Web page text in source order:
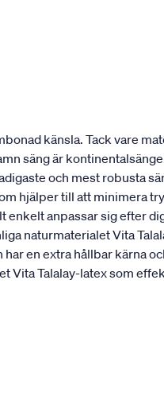
känsla. Tack vare
säng är
och mest robusta
hjälper till att minimera
anpassar sig efter
naturmaterialet Vita
en extra hållbar kärna
Vita Talalay-latex som